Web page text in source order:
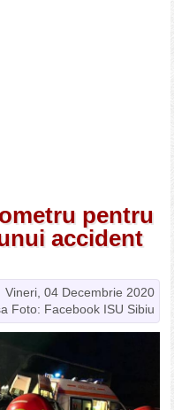
pentru
accident
Vineri, 04 Decembrie 2020
Foto: Facebook ISU Sibiu